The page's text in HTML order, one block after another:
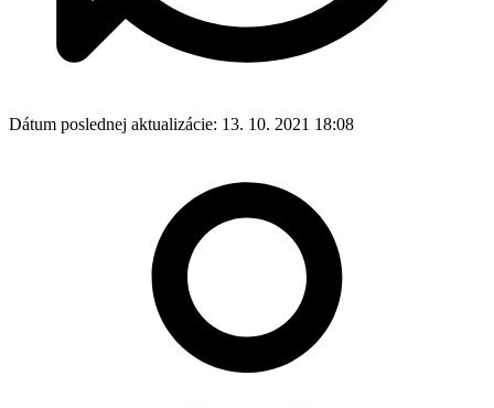
Dátum poslednej aktualizácie: 13. 10. 2021 18:08